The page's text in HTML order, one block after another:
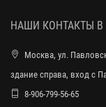
НАШИ КОНТАКТЫ
Москва, ул.
здание справа, вход с
8-906-799-56-65